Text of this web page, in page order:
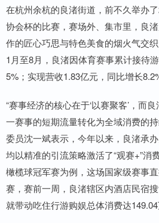
在杭州余杭的良渚街道，前不久举办
协会杯的比赛，赛场外、集市里，良
作的匠心巧思与特色美食的烟火气交
1月至8月，良渚因体育赛事累计接待
5%；实现营收1.83亿元，同比增长8.2%
“赛事经济的核心在于‘以赛聚客’，而
一赛事的短期流量转化为全域消费的
委员沈一斌表示，今年以来，良渚承
均以精准的引流策略激活了“观赛+”消
橄榄球冠军赛为例，这场国家级赛事
赛，赛前一周，良渚辖区内酒店民宿
就带动吃住行游购娱总体消费达149.04